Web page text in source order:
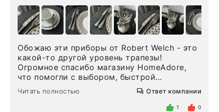
Обожаю эти приборы от Robert Welch - это
какой-то другой уровень трапезы!
Огромное спасибо магазину HomeAdore,
что помогли с выбором, быстрой
доставкой и высоким сервисом. Один раз
была здесь лично, забирала чайные ложки,
внутри очень много антикварной посуды,
Читать полностью Ответ компании
1 0